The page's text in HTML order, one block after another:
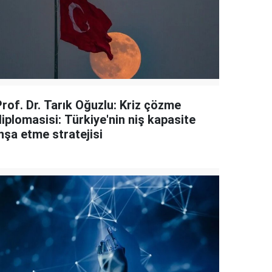
Dr. Tarık Oğuzlu: Kriz çözme
Türkiye'nin niş kapasite
etme stratejisi